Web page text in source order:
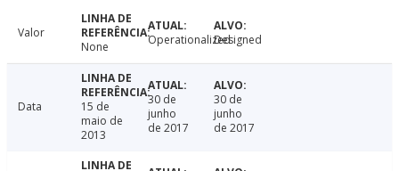
Valor
None
OperationalizedDesigned
Data
15 de
maio de
2013
30 de
junho
de 2017
30 de
junho
de 2017